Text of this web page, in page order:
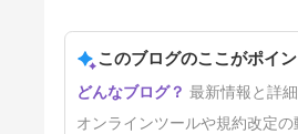
ん、現行価格は今夜まで
6日前このブログのここがポイン
最新情報と詳
オンラインツールや規約改定